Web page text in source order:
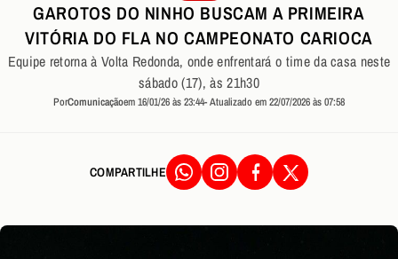
GAROTOS DO NINHO BUSCAM A PRIMEIRA
VITÓRIA DO FLA NO CAMPEONATO CARIOCA
Equipe retorna à Volta Redonda, onde enfrentará o time da casa neste
sábado (17), às 21h30
PorComunicaçãoem 16/01/26 às 23:44- Atualizado em 22/07/2026 às 07:58
COMPARTILHE